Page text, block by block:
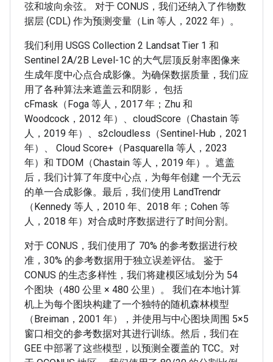
弦和坡向余弦。 对于 CONUS，我们还纳入了作物数
据层 (CDL) 作为预测变量（Lin 等人，2022 年）。
我们利用 USGS Collection 2 Landsat Tier 1 和
Sentinel 2A/2B Level-1C 的大气层顶反射率图像来
生成年度中心点合成影像。为确保数据质量，我们应
用了各种算法来遮盖云和阴影， 包括
cFmask（Foga 等人，2017 年；Zhu 和
Woodcock，2012 年）、cloudScore（Chastain 等
人，2019 年）、s2cloudless（Sentinel-Hub，2021
年）、 Cloud Score+（Pasquarella 等人，2023
年）和 TDOM（Chastain 等人，2019 年）。遮盖
后，我们计算了年度中心点，为每年创建 一个无云
的单一合成影像。最后，我们使用 LandTrendr
（Kennedy 等人，2010 年、2018 年；Cohen 等
人，2018 年）对合成时序数据进行了时间分割。
对于 CONUS，我们使用了 70% 的参考数据进行校
准，30% 的参考数据用于独立误差评估。 鉴于
CONUS 的生态多样性，我们将建模区域划分为 54
个图块（480 公里 × 480 公里）。 我们在本地计算
机上为每个图块构建了一个独特的随机森林模型
（Breiman，2001 年），并使用与中心图块周围 5×5
窗口相交的参考数据对其进行训练。然后，我们在
GEE 中部署了这些模型，以预测全覆盖的 TCC。对